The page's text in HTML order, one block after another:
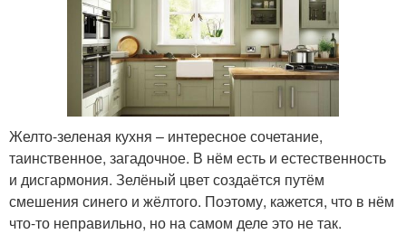
Желто-зеленая кухня – интересное сочетание,
таинственное, загадочное. В нём есть и естественность
и дисгармония. Зелёный цвет создаётся путём
смешения синего и жёлтого. Поэтому, кажется, что в нём
что-то неправильно, но на самом деле это не так.